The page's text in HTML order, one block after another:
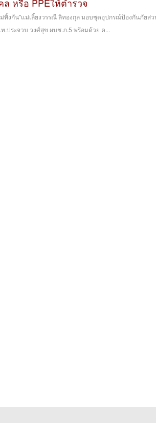
ม่ทิ้งกัน"แม่เลี้ยงวรรณี ลิทองกุล มอบชุดอุปกรณ์ป้องกันภัยส่
.ประจวบ วงศ์สุข ผบช.ภ.5 พร้อมด้วย ค...